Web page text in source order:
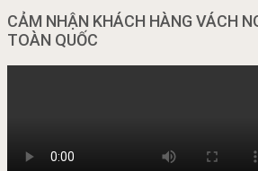
CẢM NHẬN KHÁCH HÀNG VÁCH
TOÀN QUỐC